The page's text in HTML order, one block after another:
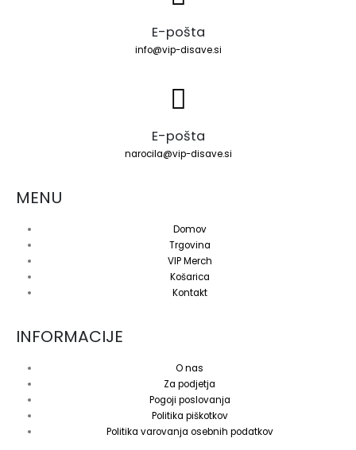
E-pošta
info@vip-disave.si
E-pošta
narocila@vip-disave.si
MENU
Domov
Trgovina
VIP Merch
Košarica
Kontakt
INFORMACIJE
O nas
Za podjetja
Pogoji poslovanja
Politika piškotkov
Politika varovanja osebnih podatkov